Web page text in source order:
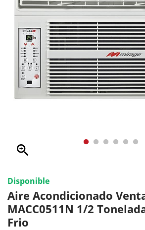
zoom_in
Disponible
Aire Acondicionado
MACC0511N 1/2
Frio